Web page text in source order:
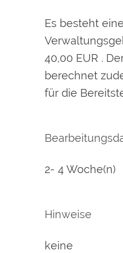
Es besteht
40,00 EUR .
berechnet
für die
2- 4 Woche(n)
Hinweise
keine